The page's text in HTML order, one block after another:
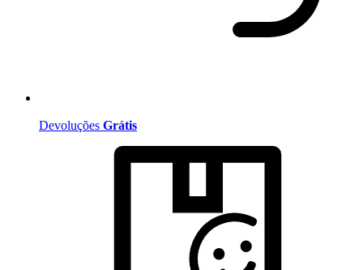
Devoluções Grátis